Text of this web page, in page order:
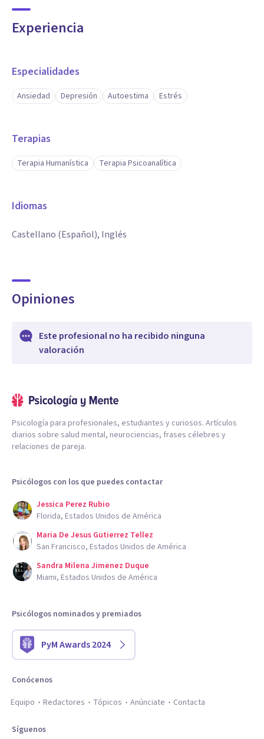
Experiencia
Especialidades
Ansiedad Depresión Autoestima Estrés
Terapias
Terapia Humanística Terapia Psicoanalítica
Idiomas
Castellano (Español), Inglés
Opiniones
Este profesional no ha recibido ninguna
valoración
Psicología para profesionales, estudiantes y curiosos. Artículos
diarios sobre salud mental, neurociencias, frases célebres y
relaciones de pareja.
Psicólogos con los que puedes contactar
Jessica Perez Rubio
Florida, Estados Unidos de América
Maria De Jesus Gutierrez Tellez
San Francisco, Estados Unidos de América
Sandra Milena Jimenez Duque
Miami, Estados Unidos de América
Psicólogos nominados y premiados
PyM Awards 2024
Conócenos
Equipo
Redactores Tópicos Anúnciate Contacta
Síguenos